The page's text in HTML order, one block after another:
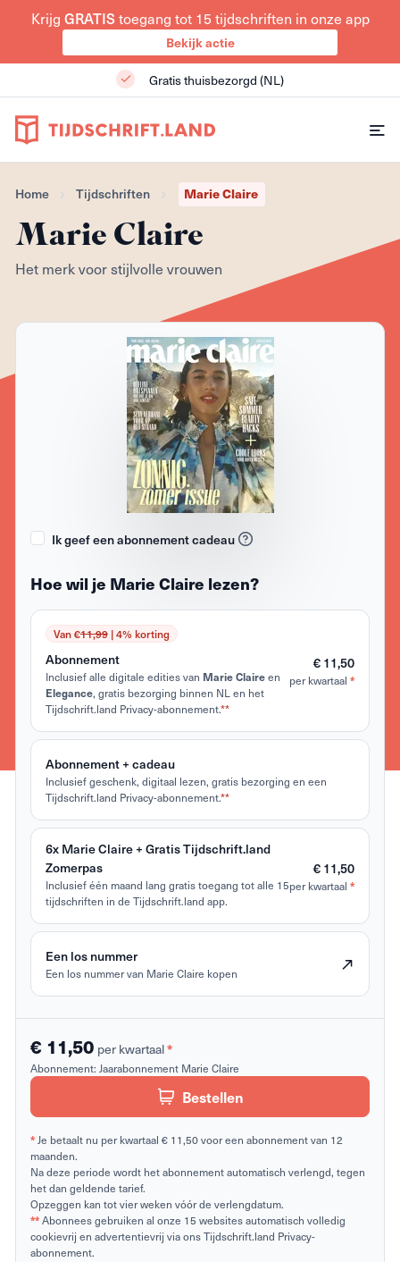
Krijg GRATIStoegang tot 15 tijdschriften in onze app
Bekijk actie
Gratis thuisbezorgd (NL)
Home Tijdschriften Marie Claire
Marie Claire
Het merk voor stijlvolle vrouwen
Ik geef een abonnement cadeau
Hoe wil je Marie Claire lezen?
Van €11,99| 4% korting
Abonnement
Inclusief alle digitale edities van Marie Claireen
Elegance, gratis bezorging binnen NL en het
Tijdschrift.land Privacy-abonnement.**
€ 11,50
per kwartaal *
Abonnement + cadeau
Inclusief geschenk, digitaal lezen, gratis bezorging en een
Tijdschrift.land Privacy-abonnement.**
6x Marie Claire + Gratis Tijdschrift.land
Zomerpas
Inclusief één maand lang gratis toegang tot alle 15
tijdschriften in de Tijdschrift.land app.
€ 11,50
per kwartaal *
Een los nummer
Een los nummer van Marie Claire kopen
€ 11,50 per kwartaal*
Abonnement: Jaarabonnement Marie Claire
Bestellen
*Je betaalt nu per kwartaal € 11,50 voor een abonnement van 12
maanden.
Na deze periode wordt het abonnement automatisch verlengd, tegen
het dan geldende tarief.
Opzeggen kan tot vier weken vóór de verlengdatum.
**Abonnees gebruiken al onze 15 websites automatisch volledig
cookievrij en advertentievrij via ons Tijdschrift.land Privacy-
abonnement.